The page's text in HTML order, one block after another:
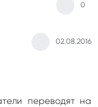
02.08.2016
0
переводят на